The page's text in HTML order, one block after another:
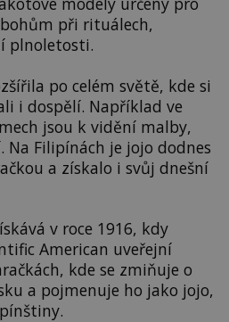
při rituálech,
plnoletosti.
po celém světě, kde si
i dospělí. Například ve
jsou k vidění malby,
Filipínách je jojo dodnes
a získalo i svůj dnešní
v roce 1916, kdy
American uveřejní
kde se zmiňuje o
a pojmenuje ho jako jojo,